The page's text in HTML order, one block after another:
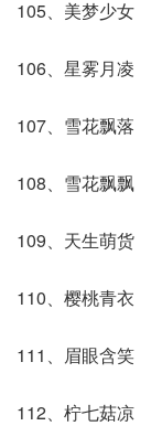
105、美梦少女
106、星雾月凌
107、雪花飘落
108、雪花飘飘
109、天生萌货
110、樱桃青衣
111、眉眼含笑
112、柠七菇凉